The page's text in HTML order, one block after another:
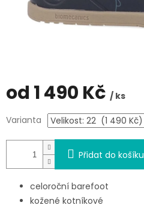
od 1 490 Kč / ks
cena:
Varianta
Přidat do košíku
celoroční barefoot
kožené kotníkové